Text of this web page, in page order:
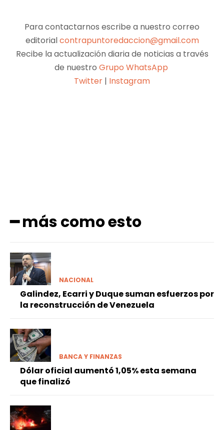
Para contactarnos escribe a nuestro correo
editorialcontrapuntoredaccion@gmail.com
Recibe la actualización diaria de noticias a través
de nuestro Grupo WhatsApp
Twitter | Instagram
━ más como esto
NACIONAL
Galindez, Ecarri y Duque suman esfuerzos por
la reconstrucción de Venezuela
BANCA Y FINANZAS
Dólar oficial aumentó 1,05% esta semana
que finalizó